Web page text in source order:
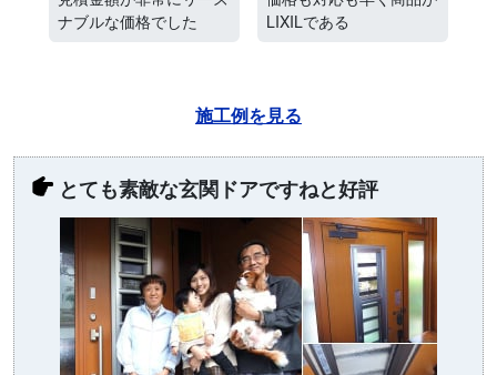
ナブルな価格でした
LIXILである
施工例を見る
とても素敵な玄関ドアですねと好評